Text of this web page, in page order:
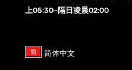
上05:30–隔日凌晨02:00